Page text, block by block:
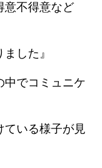
意不得意など
した』
中でコミュニケ
ている様子が見